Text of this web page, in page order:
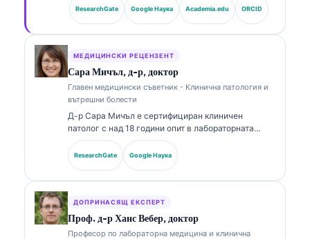
AI клиничен анализ. Като главен медицински
директор в Kantesti AI, той осигурява клиничен
публикувал обширно по тълкуване на биомаркери
и лабораторна диагностика по теми от
лабораторната медицина.
ResearchGate Google Наука Academia.edu ORCID
МЕДИЦИНСКИ РЕЦЕНЗЕНТ
Сара Мичъл, д-р, доктор
Главен медицински съветник - Клинична патология и
вътрешни болести
Д-р Сара Мичъл е сертифициран клиничен
патолог с над 18 години опит в лабораторната
медицина и диагностичния анализ. Тя притежава
специализирани сертификати по клинична химия и
е публикувала обширно относно панели с
ResearchGate Google Наука
ДОПРИНАСЯЩ ЕКСПЕРТ
Проф. д-р Ханс Вебер, доктор
Професор по лабораторна медицина и клинична